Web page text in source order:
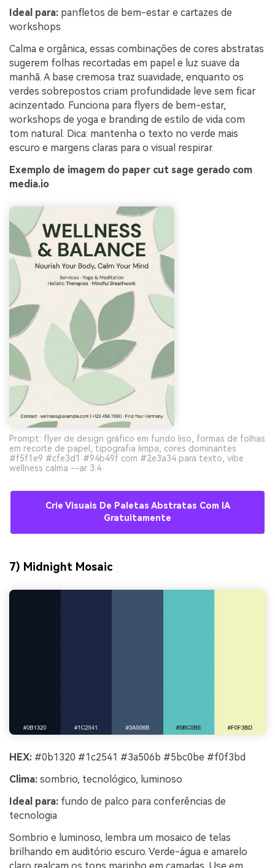
Ideal para: panfletos de bem-estar e cartazes de
workshops
Calma e orgânica, essas combinações de cores abstratas
sugerem folhas recortadas em papel e luz suave da
manhã. A base cremosa traz suavidade, enquanto os
verdes sobrepostos criam profundidade leve sem ficar
acinzentado. Funciona para flyers de bem-estar,
workshops de yoga e branding de estilo de vida com
tom natural. Dica: mantenha o texto no verde mais
escuro e margens claras para o visual respirar.
Exemplo de imagem do paper cut sage gerado com
media.io
Prompt: flyer de design gráfico em fundo liso, formas de folhas
em recorte de papel, tipografia limpa, cores dominantes
#f5f1e9 #cfe3d1 #94b49f com #2e3a34 para texto, vibe
wellness calma --ar 3:4
Crie Visuais De Paletas Abstratas Com IA
Gratuitamente
7) Midnight Mosaic
HEX: #0b1320 #1c2541 #3a506b #5bc0be #f0f3bd
Clima: sombrio, tecnológico, luminoso
Ideal para: fundo de palco para conferências de
tecnologia
Sombrio e luminoso, lembra um mosaico de telas
brilhando em auditório escuro. Verde-água e amarelo
claro realçam os tons marinho em camadas. Use em